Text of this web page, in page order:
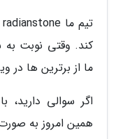
کند. وقتی نوبت
ما از برترین ها در
همین امروز به